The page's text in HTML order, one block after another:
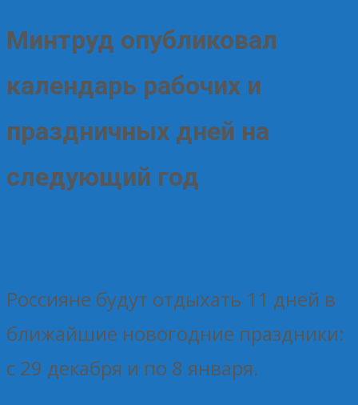
Минтруд опубликовал
календарь рабочих и
праздничных дней на
следующий год
Россияне будут отдыхать 11 дней в
ближайшие новогодние праздники:
с 29 декабря и по 8 января.